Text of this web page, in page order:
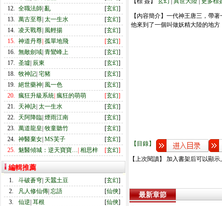
12. 全職法師 亂 [玄幻]
13. 萬古至尊 太一生水 [玄幻]
14. 凌天戰尊 風輕揚 [玄幻]
15. 神道丹尊 孤單地飛 [玄幻]
16. 無敵劍域 青鸞峰上 [玄幻]
17. 圣墟 辰東 [玄幻]
18. 牧神記 宅豬 [玄幻]
19. 絕世藥神 風一色 [玄幻]
20. 瘋狂升級系統 瘋狂的萌萌 [玄幻]
21.
天神訣 太一生水 [玄幻]
22.
天阿降臨 煙雨江南 [玄幻]
23. 萬道龍皇 牧童聽竹 [玄幻]
24. 神醫棄女 MS芙子 [玄幻]
25.
魅醫傾城：逆天寶寶… 相思梓 [玄幻]
編輯推薦
1. 斗破蒼穹 天蠶土豆 [玄幻]
2.
凡人修仙傳 忘語 [仙俠]
3.
仙逆 耳根 [仙俠]
【內容簡介】一代神王唐三，帶
他來到了一個叫做妖精大陸的地
【目錄】
【上次閱讀】 加入書架后可以顯
最新章節